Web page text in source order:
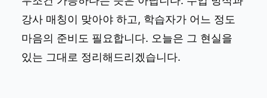
강사 매칭이 맞아야 하고, 학습자가 어느 정도
마음의 준비도 필요합니다. 오늘은 그 현실을
있는 그대로 정리해드리겠습니다.